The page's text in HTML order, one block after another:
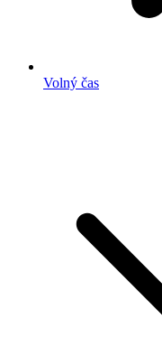
Volný čas